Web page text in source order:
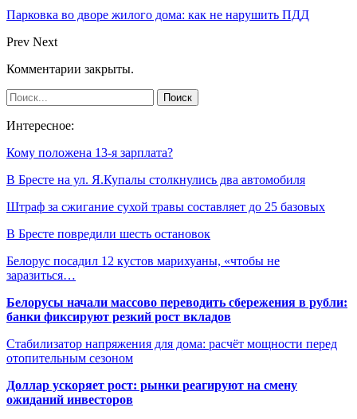
Парковка во дворе жилого дома: как не нарушить ПДД
Prev Next
Комментарии закрыты.
Интересное:
Кому положена 13-я зарплата?
В Бресте на ул. Я.Купалы столкнулись два автомобиля
Штраф за сжигание сухой травы составляет до 25 базовых
В Бресте повредили шесть остановок
Белорус посадил 12 кустов марихуаны, «чтобы не
заразиться…
Белорусы начали массово переводить сбережения в рубли:
банки фиксируют резкий рост вкладов
Стабилизатор напряжения для дома: расчёт мощности перед
отопительным сезоном
Доллар ускоряет рост: рынки реагируют на смену
ожиданий инвесторов